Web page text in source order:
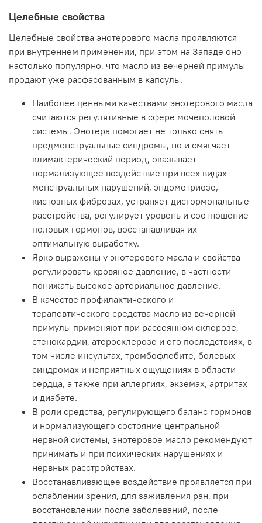
8-12% — бальзамы для губ, кремы для ногтей и
кутикулы;
15-50-% — смеси растительных масел.
Свойства:
увлажняющее;
питательное;
отбеливающее;
стимулирующее рост новых клеток.
Применение:
проблемная кожа — гели и кремы;
возрастная кожа — активные сыворотки и
уходовые средства;
атипичная кожа — кремы и смеси масел;
лечебные препараты (основы для массажа и
растирания);
уход за кожей после агрессивных воздействий
(хлорная вода, солнце, обветривание);
уход за волосами (питает кожу головы, снимает
сухость);
питательные кремы для ногтей и кутикулы.
Условия хранения: в прохладном темном месте в плотно
закрытой таре.
Целебные свойства
Целебные свойства энотерового масла проявляются
при внутреннем применении, при этом на Западе оно
настолько популярно, что масло из вечерней примулы
продают уже расфасованным в капсулы.
Наиболее ценными качествами энотерового масла
считаются регулятивные в сфере мочеполовой
системы. Энотера помогает не только снять
предменструальные синдромы, но и смягчает
климактерический период, оказывает
нормализующее воздействие при всех видах
менструальных нарушений, эндометриозе,
кистозных фиброзах, устраняет дисгормональные
расстройства, регулирует уровень и соотношение
половых гормонов, восстанавливая их
оптимальную выработку.
Ярко выражены у энотерового масла и свойства
регулировать кровяное давление, в частности
понижать высокое артериальное давление.
В качестве профилактического и
терапевтического средства масло из вечерней
примулы применяют при рассеянном склерозе,
стенокардии, атеросклерозе и его последствиях, в
том числе инсультах, тромбофлебите, болевых
синдромах и неприятных ощущениях в области
сердца, а также при аллергиях, экземах, артритах
и диабете.
В роли средства, регулирующего баланс гормонов
и нормализующего состояние центральной
нервной системы, энотеровое масло рекомендуют
принимать и при психических нарушениях и
нервных расстройствах.
Восстанавливающее воздействие проявляется при
ослаблении зрения, для заживления ран, при
восстановлении после заболеваний, после